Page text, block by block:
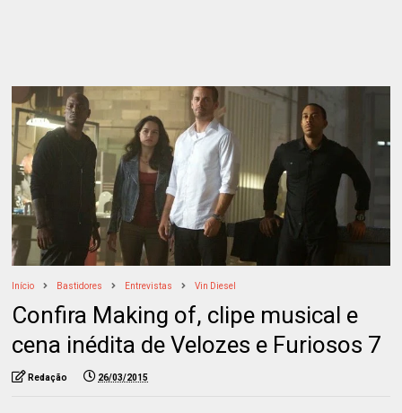
Início Bastidores Entrevistas Vin Diesel
Confira Making of, clipe musical e
cena inédita de Velozes e Furiosos 7
Redação 26/03/2015